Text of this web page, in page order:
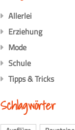
Allerlei
Erziehung
Mode
Schule
Tipps & Tricks
Schlagwörter